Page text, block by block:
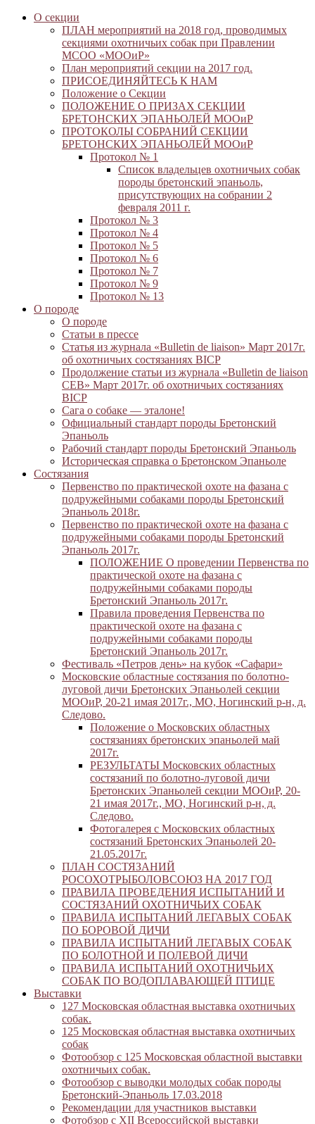
О секции
ПЛАН мероприятий на 2018 год, проводимых
секциями охотничьих собак при Правлении
МСОО «МООиР»
План мероприятий секции на 2017 год.
ПРИСОЕДИНЯЙТЕСЬ К НАМ
Положение о Секции
ПОЛОЖЕНИЕ О ПРИЗАХ СЕКЦИИ
БРЕТОНСКИХ ЭПАНЬОЛЕЙ МООиР
ПРОТОКОЛЫ СОБРАНИЙ СЕКЦИИ
БРЕТОНСКИХ ЭПАНЬОЛЕЙ МООиР
Протокол № 1
Список владельцев охотничьих собак
породы бретонский эпаньоль,
присутствующих на собрании 2
февраля 2011 г.
Протокол № 3
Протокол № 4
Протокол № 5
Протокол № 6
Протокол № 7
Протокол № 9
Протокол № 13
О породе
О породе
Статьи в прессе
Статья из журнала «Bulletin de liaison» Март 2017г.
об охотничьих состязаниях BICP
Продолжение статьи из журнала «Bulletin de liaison
CEB» Март 2017г. об охотничьих состязаниях
BICP
Сага о собаке — эталоне!
Официальный стандарт породы Бретонский
Эпаньоль
Рабочий стандарт породы Бретонский Эпаньоль
Историческая справка о Бретонском Эпаньоле
Состязания
Первенство по практической охоте на фазана с
подружейными собаками породы Бретонский
Эпаньоль 2018г.
Первенство по практической охоте на фазана с
подружейными собаками породы Бретонский
Эпаньоль 2017г.
ПОЛОЖЕНИЕ О проведении Первенства по
практической охоте на фазана с
подружейными собаками породы
Бретонский Эпаньоль 2017г.
Правила проведения Первенства по
практической охоте на фазана с
подружейными собаками породы
Бретонский Эпаньоль 2017г.
Фестиваль «Петров день» на кубок «Сафари»
Московские областные состязания по болотно-
луговой дичи Бретонских Эпаньолей секции
МООиР, 20-21 имая 2017г., МО, Ногинский р-н, д.
Следово.
Положение о Московских областных
состязаниях бретонских эпаньолей май
2017г.
РЕЗУЛЬТАТЫ Московских областных
состязаний по болотно-луговой дичи
Бретонских Эпаньолей секции МООиР, 20-
21 имая 2017г., МО, Ногинский р-н, д.
Следово.
Фотогалерея с Московских областных
состязаний Бретонских Эпаньолей 20-
21.05.2017г.
ПЛАН СОСТЯЗАНИЙ
РОСОХОТРЫБОЛОВСОЮЗ НА 2017 ГОД
ПРАВИЛА ПРОВЕДЕНИЯ ИСПЫТАНИЙ И
СОСТЯЗАНИЙ ОХОТНИЧЬИХ СОБАК
ПРАВИЛА ИСПЫТАНИЙ ЛЕГАВЫХ СОБАК
ПО БОРОВОЙ ДИЧИ
ПРАВИЛА ИСПЫТАНИЙ ЛЕГАВЫХ СОБАК
ПО БОЛОТНОЙ И ПОЛЕВОЙ ДИЧИ
ПРАВИЛА ИСПЫТАНИЙ ОХОТНИЧЬИХ
СОБАК ПО ВОДОПЛАВАЮЩЕЙ ПТИЦЕ
Выставки
127 Московская областная выставка охотничьих
собак.
125 Московская областная выставка охотничьих
собак
Фотообзор с 125 Московская областной выставки
охотничьих собак.
Фотообзор с выводки молодых собак породы
Бретонский-Эпаньоль 17.03.2018
Рекомендации для участников выставки
Фотобзор с XII Всероссийской выставки